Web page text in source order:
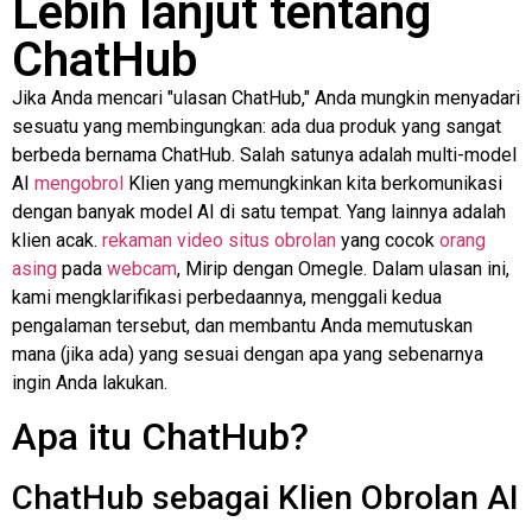
Lebih lanjut tentang
ChatHub
Jika Anda mencari "ulasan ChatHub," Anda mungkin menyadari
sesuatu yang membingungkan: ada dua produk yang sangat
berbeda bernama ChatHub. Salah satunya adalah multi-model
AI mengobrol Klien yang memungkinkan kita berkomunikasi
dengan banyak model AI di satu tempat. Yang lainnya adalah
klien acak. rekaman video situs obrolan yang cocok orang
asing pada webcam, Mirip dengan Omegle. Dalam ulasan ini,
kami mengklarifikasi perbedaannya, menggali kedua
pengalaman tersebut, dan membantu Anda memutuskan
mana (jika ada) yang sesuai dengan apa yang sebenarnya
ingin Anda lakukan.
Apa itu ChatHub?
ChatHub sebagai Klien Obrolan AI